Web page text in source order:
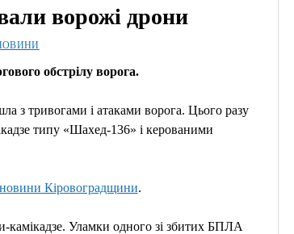
ворожі дрони
обстрілу ворога.
з тривогами і атаками ворога. Цього разу
типу «Шахед-136» і керованими
новини Кіровоградщини.
камікадзе. Уламки одного зі збитих БПЛА